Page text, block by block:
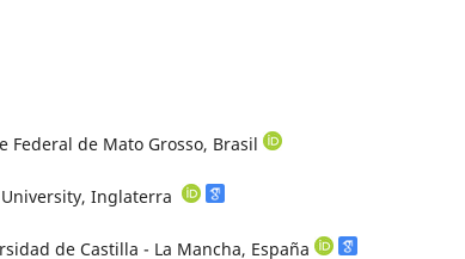
Federal de Mato Grosso, Brasil
Inglaterra
de Castilla - La Mancha, España